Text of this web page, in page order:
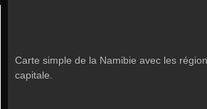
Carte simple de la Namibie avec les
capitale.